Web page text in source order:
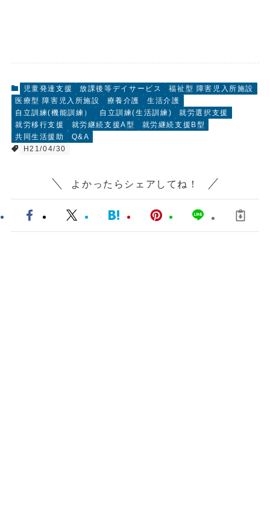
児童発達支援 放課後等デイサービス
福祉型 障害児入所施設
医療型 障害児入所施設
療養介護
生活介護
自立訓練(機能訓練）
自立訓練(生活訓練)
就労選択支援
就労移行支援
就労継続支援A型
就労継続支援B型
共同生活援助
Q&A
H21/04/30
よかったらシェアしてね！